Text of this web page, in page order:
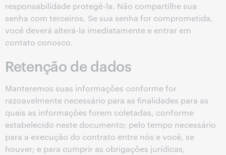
responsabilidade protegê-la. Não compartilhe sua
senha com terceiros. Se sua senha for comprometida,
você deverá alterá-la imediatamente e entrar em
contato conosco.
Retenção de dados
Manteremos suas informações conforme for
razoavelmente necessário para as finalidades para as
quais as informações forem coletadas, conforme
estabelecido neste documento; pelo tempo necessário
para a execução do contrato entre nós e você, se
houver; e para cumprir as obrigações jurídicas,